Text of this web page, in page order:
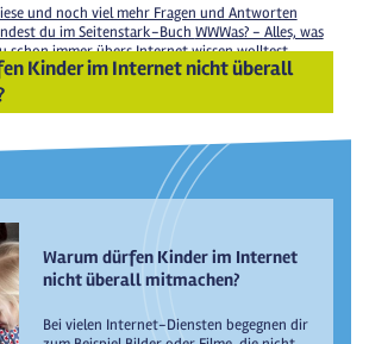
Kinder im Internet nicht überall
und noch viel mehr Fragen und Antworten
du im Seitenstark-Buch WWWas? - Alles, was
schon immer übers Internet wissen wolltest,
Verlag 2016.
Warum dürfen Kinder im Internet
nicht überall mitmachen?
Bei vielen Internet-Diensten begegnen dir